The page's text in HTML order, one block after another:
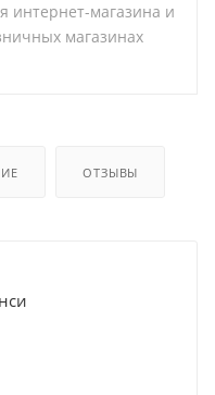
интернет-магазина и
магазинах
ОТЗЫВЫ